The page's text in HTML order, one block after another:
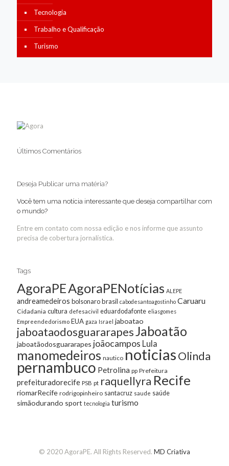
Tecnologia
Trabalho e Qualificação
Turismo
Últimos Comentários
Deseja Publicar uma matéria?
Você tem uma notícia interessante que deseja compartilhar com
o mundo?
Entre em contato com nossa edição e nos informe que assunto
precisa de cobertura jornalística.
Tags
AgoraPEAgoraPENotícias ALEPE
andreamedeiros bolsonarobrasil cabodesantoagostinho Caruaru
Cidadania cultura defesacivil eduardodafonte eliasgomes
Empreendedorismo EUA gaza Israel jaboatao
jaboataodosguararapesJaboatão
jaboatãodosguararapes joãocampos Lula
manomedeiros nautico noticiasOlinda
pernambuco Petrolina pp Prefeitura
prefeituradorecife PSB pt raquellyra Recife
riomarRecife rodrigopinheiro santacruz saude saúde
simãodurando sport tecnologia turismo
© 2020 AgoraPE. All Rights Reserved. MD Criativa